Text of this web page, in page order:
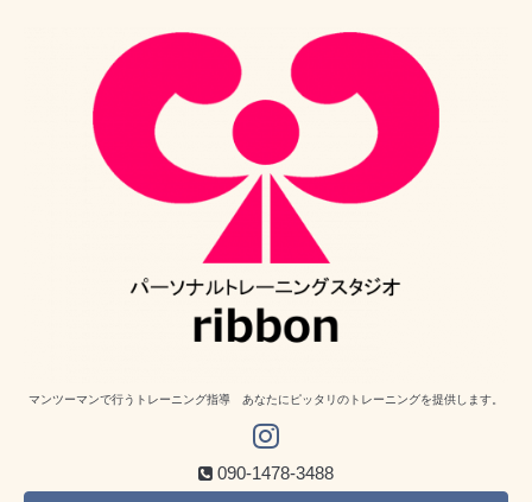
マンツーマンで行うトレーニング指導 あなたにピッタリのトレーニングを提供します。
090-1478-3488